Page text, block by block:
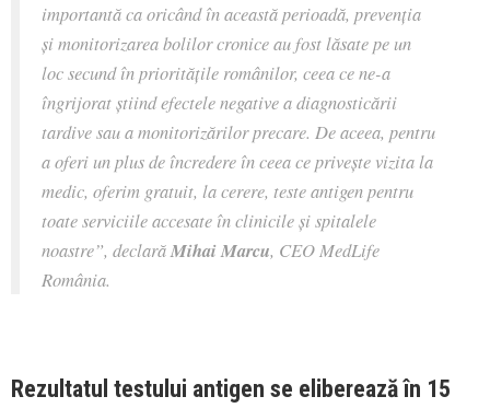
importantă ca oricând în această perioadă, prevenția
și monitorizarea bolilor cronice au fost lăsate pe un
loc secund în prioritățile românilor, ceea ce ne-a
îngrijorat știind efectele negative a diagnosticării
tardive sau a monitorizărilor precare. De aceea, pentru
a oferi un plus de încredere în ceea ce privește vizita la
medic, oferim gratuit, la cerere, teste antigen pentru
toate serviciile accesate în clinicile și spitalele
noastre”, declarăMihai Marcu, CEO MedLife
România.
Rezultatul testului antigen se eliberează în 15